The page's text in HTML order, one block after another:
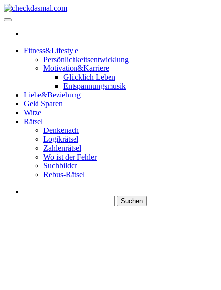
Zum
Inhalt
Fitness&Lifestyle
Persönlichkeitsentwicklung
Motivation&Karriere
Glücklich Leben
Entspannungsmusik
Liebe&Beziehung
Geld Sparen
Witze
Rätsel
Denkenach
Logikrätsel
Zahlenrätsel
Wo ist der Fehler
Suchbilder
Rebus-Rätsel
nach: